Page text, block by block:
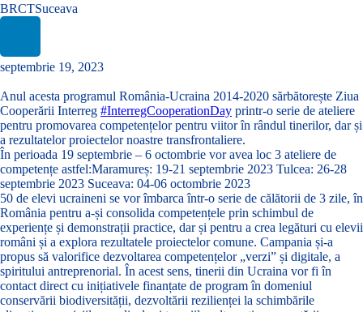
BRCTSuceava
septembrie 19, 2023
Anul acesta programul România-Ucraina 2014-2020 sărbătorește Ziua
Cooperării Interreg #InterregCooperationDay printr-o serie de ateliere
pentru promovarea competențelor pentru viitor în rândul tinerilor, dar și
a rezultatelor proiectelor noastre transfrontaliere.
În perioada 19 septembrie – 6 octombrie vor avea loc 3 ateliere de
competențe astfel:Maramureș: 19-21 septembrie 2023 Tulcea: 26-28
septembrie 2023 Suceava: 04-06 octombrie 2023
50 de elevi ucraineni se vor îmbarca într-o serie de călătorii de 3 zile, în
România pentru a-și consolida competențele prin schimbul de
experiențe și demonstrații practice, dar și pentru a crea legături cu elevii
români și a explora rezultatele proiectelor comune. Campania și-a
propus să valorifice dezvoltarea competențelor „verzi” și digitale, a
spiritului antreprenorial. În acest sens, tinerii din Ucraina vor fi în
contact direct cu inițiativele finanțate de program în domeniul
conservării biodiversității, dezvoltării rezilienței la schimbările